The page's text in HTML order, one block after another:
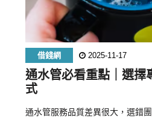
借錢網 2025-11-17
通水管必看重點｜選擇
式
通水管服務品質差異很大，選錯